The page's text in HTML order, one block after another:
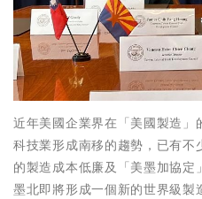
近年美國企業界在「美國製造
科技業形成南移的趨勢，已有
的製造成本低廉及「美墨加協
墨北即將形成一個新的世界級